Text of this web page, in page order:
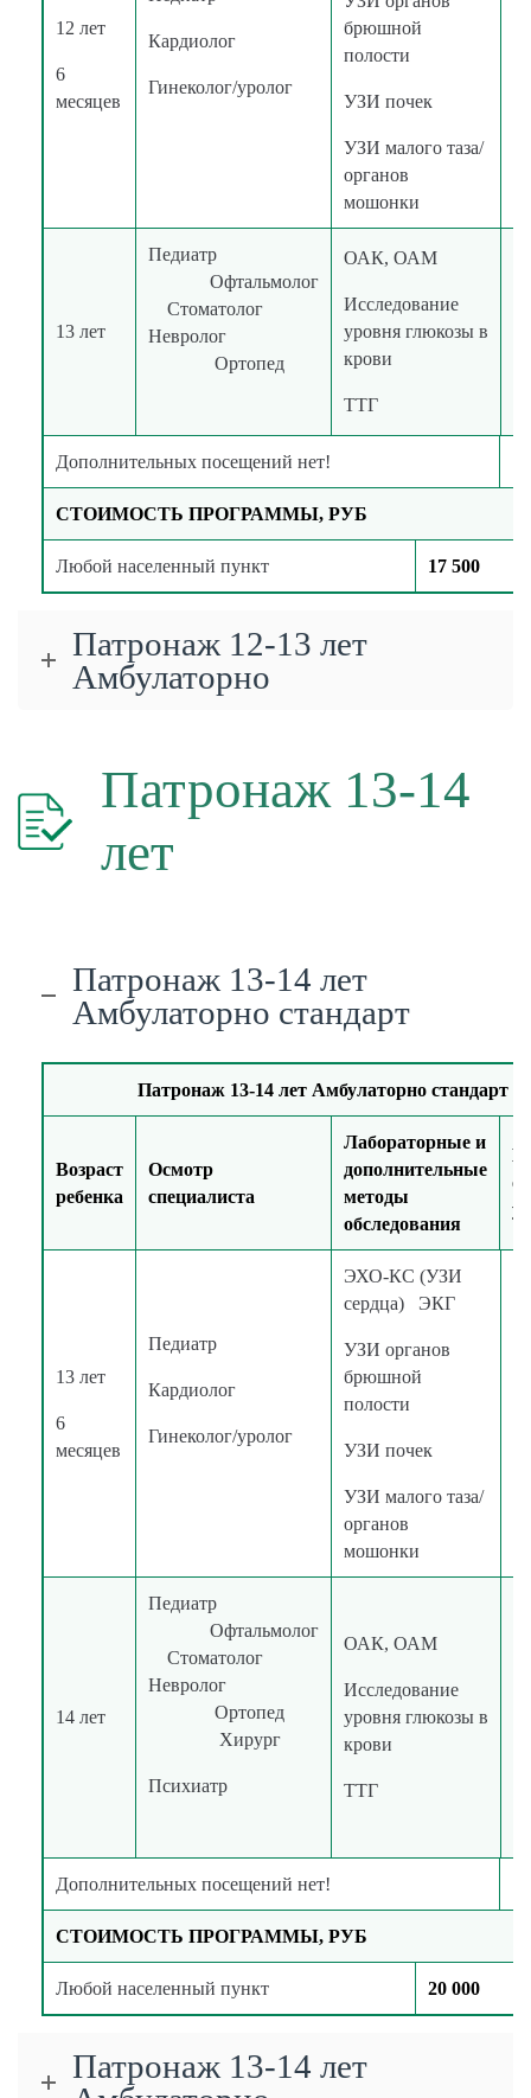
12 лет
6
месяцев
Кардиолог
Гинеколог/уролог
брюшной
полости
УЗИ почек
УЗИ малого таза/
органов
мошонки
13 лет
Педиатр
Офтальмолог
Стоматолог
Невролог
Ортопед
ОАК, ОАМ
Исследование
уровня глюкозы в
крови
ТТГ
Дополнительных посещений нет!
СТОИМОСТЬ ПРОГРАММЫ, РУБ
Любой населенный пункт 17 500
Патронаж 12-13 лет
Амбулаторно
Патронаж 13-14
лет
Патронаж 13-14 лет
Амбулаторно стандарт
Патронаж 13-14 лет Амбулаторно стандарт
Возраст
ребенка
Осмотр
специалиста
Лабораторные и
дополнительные
методы
обследования
13 лет
6
месяцев
Педиатр
Кардиолог
Гинеколог/уролог
ЭХО-КС (УЗИ
сердца) ЭКГ
УЗИ органов
брюшной
полости
УЗИ почек
УЗИ малого таза/
органов
мошонки
14 лет
Педиатр
Офтальмолог
Стоматолог
Невролог
Ортопед
Хирург
Психиатр
ОАК, ОАМ
Исследование
уровня глюкозы в
крови
ТТГ
Дополнительных посещений нет!
СТОИМОСТЬ ПРОГРАММЫ, РУБ
Любой населенный пункт 20 000
Патронаж 13-14 лет